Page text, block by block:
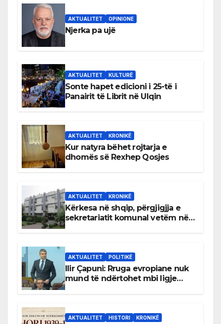
AKTUALITET OPINIONE
Njerka pa ujë
AKTUALITET KULTURË
Sonte hapet edicioni i 25-të i
Panairit të Librit në Ulqin
AKTUALITET KRONIKË
Kur natyra bëhet rojtarja e
dhomës së Rexhep Qosjes
AKTUALITET KRONIKË
Kërkesa në shqip, përgjigjja e
sekretariatit komunal vetëm në
AKTUALITET POLITIKË
Ilir Çapuni: Rruga evropiane nuk
mund të ndërtohet mbi ligje
AKTUALITET HISTORI KRONIKË